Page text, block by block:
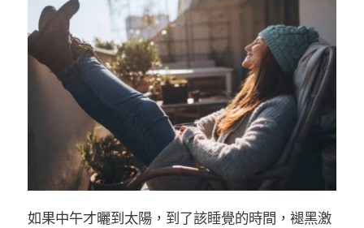
如果中午才曬到太陽，到了該睡覺的時間，褪黑激